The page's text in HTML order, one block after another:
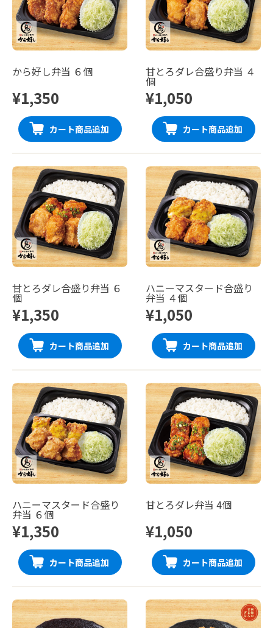
から好し弁当 ６個
¥1,350
カート商品追加
甘とろダレ合盛り弁当 ４
個
¥1,050
カート商品追加
甘とろダレ合盛り弁当 ６
個
¥1,350
カート商品追加
ハニーマスタード合盛り
弁当 ４個
¥1,050
カート商品追加
ハニーマスタード合盛り
弁当 ６個
¥1,350
カート商品追加
甘とろダレ弁当 4個
¥1,050
カート商品追加